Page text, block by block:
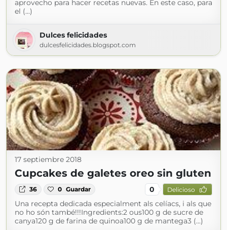
aprovecho para hacer recetas nuevas. En este caso, para
el (...)
Dulces felicidades
dulcesfelicidades.blogspot.com
17 septiembre 2018
Cupcakes de galetes oreo sin gluten
36 0 Guardar 0 Delicioso
Una recepta dedicada especialment als celíacs, i als que
no ho són també!!!Ingredients:2 ous100 g de sucre de
canya120 g de farina de quinoa100 g de mantega3 (...)